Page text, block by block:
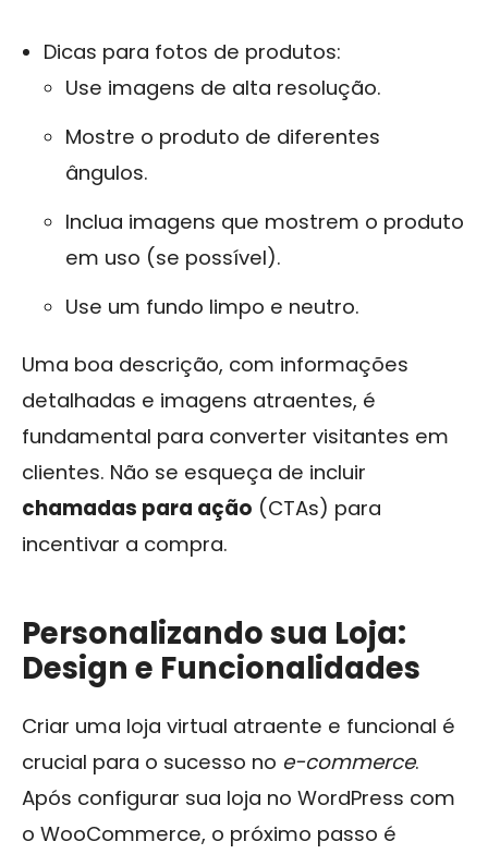
Dicas para fotos de produtos:
Use imagens de alta resolução.
Mostre o produto de diferentes
ângulos.
Inclua imagens que mostrem o produto
em uso (se possível).
Use um fundo limpo e neutro.
Uma boa descrição, com informações
detalhadas e imagens atraentes, é
fundamental para converter visitantes em
clientes. Não se esqueça de incluir
chamadas para ação (CTAs) para
incentivar a compra.
Personalizando sua Loja:
Design e Funcionalidades
Criar uma loja virtual atraente e funcional é
crucial para o sucesso no e-commerce.
Após configurar sua loja no WordPress com
o WooCommerce, o próximo passo é